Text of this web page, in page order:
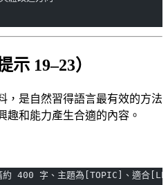
示 19–23）
，是自然習得語言最有效的方法
趣和能力產生合適的內容。
約 400 字、主題為[TOPIC]、適合